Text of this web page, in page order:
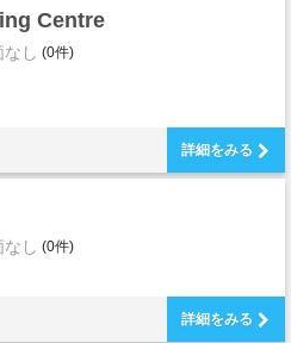
Centre
なし (0件)
詳細をみる
なし (0件)
詳細をみる